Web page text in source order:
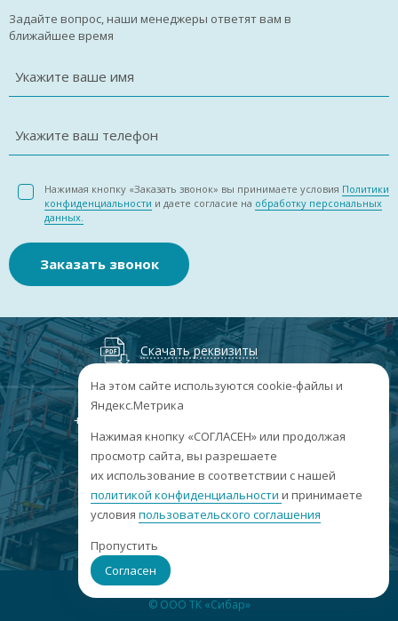
Задайте вопрос, наши менеджеры ответят вам в
ближайшее время
Укажите ваше имя
Укажите ваш телефон
Нажимая кнопку «Заказать звонок» вы принимаете условия Политики
конфиденциальности и даете согласие на обработку персональных
данных.
Заказать звонок
Скачать реквизиты
+7
г. Барнаул, пр. Ленина, 158А, Н1/204
пн-пт: 09:00-17:00
сб-вс: выходные
info@sibar22.ru
© ООО ТК «Сибар»
На этом сайте используются cookie-файлы и
Яндекс.Метрика
Нажимая кнопку «СОГЛАСЕН» или продолжая
просмотр сайта, вы разрешаете
их использование в соответствии с нашей
политикой конфиденциальности и принимаете
условия пользовательского соглашения
Пропустить
Согласен